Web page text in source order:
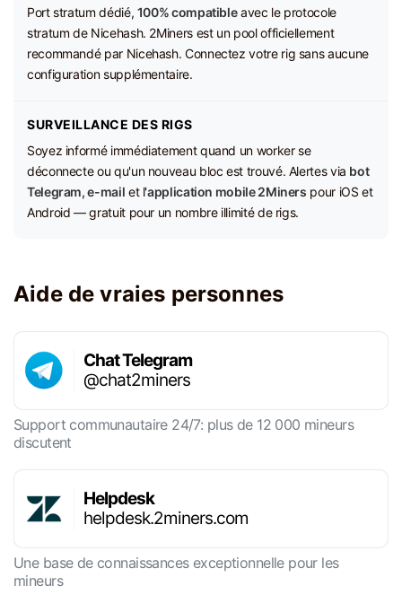
Port stratum dédié, 100% compatibleavec le protocole
stratum de Nicehash. 2Miners est un pool officiellement
recommandé par Nicehash. Connectez votre rig sans aucune
configuration supplémentaire.
SURVEILLANCE DES RIGS
Soyez informé immédiatement quand un worker se
déconnecte ou qu'un nouveau bloc est trouvé. Alertes via bot
Telegram, e-mail et l'application mobile 2Miners pour iOS et
Android — gratuit pour un nombre illimité de rigs.
Aide de vraies personnes
Chat Telegram
@chat2miners
Support communautaire 24/7: plus de 12 000 mineurs
discutent
Helpdesk
helpdesk.2miners.com
Une base de connaissances exceptionnelle pour les
mineurs